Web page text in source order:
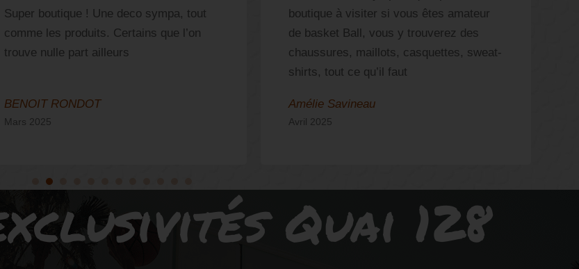
Super boutique ! Une deco sympa, tout
comme les produits. Certains que l’on
trouve nulle part ailleurs
BENOIT RONDOT
Mars 2025
boutique à visiter si vous êtes amateur
de basket Ball, vous y trouverez des
chaussures, maillots, casquettes, sweat-
shirts, tout ce qu’il faut
Amélie Savineau
Avril 2025
Quai 128